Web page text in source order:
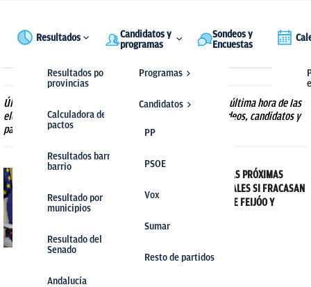
Resultados
Resultados por
provincias
Calculadora de
pactos
Resultados barrio a
barrio
Resultado por
municipios
Resultado del
Senado
Andalucía
Candidatos y
programas
Programas
PP
PSOE
Vox
Sumar
Candidatos
PP
PSOE
Vox
Sumar
Resto de partidos
Sondeos y
Encuestas
Últimas noticias de Elecciones Generales 2023. Sigue la última hora de las
elecciones generales y toda la actualidad electoral: Sondeos, candidatos y
partidos.
¿CUÁNDO SERÍAN LAS PRÓXIMAS
ELECCIONES GENERALES SI FRACASAN
LA INVESTIDURAS DE FEIJÓO Y
Nacho Atanes